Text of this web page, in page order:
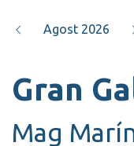
Agost 2026
Gran
Mag